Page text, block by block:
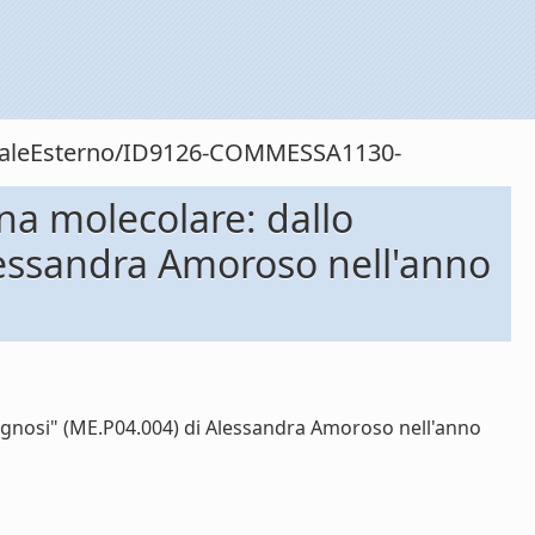
ID9126-COMMESSA1130-
molecolare: dallo
Amoroso nell'anno
(ME.P04.004) di Alessandra Amoroso nell'anno